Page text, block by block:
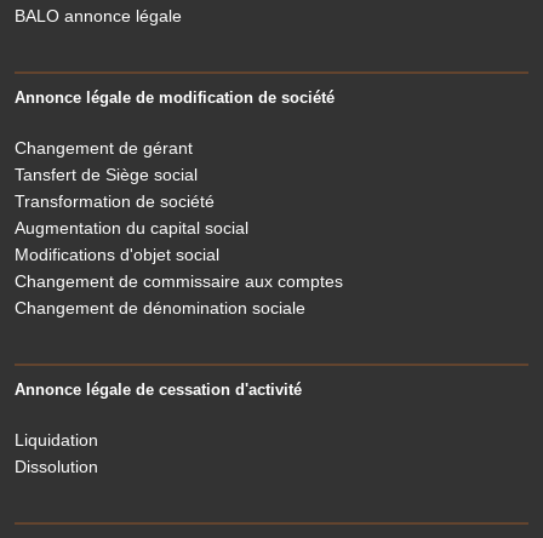
BALO annonce légale
Annonce légale de modification de société
Changement de gérant
Tansfert de Siège social
Transformation de société
Augmentation du capital social
Modifications d'objet social
Changement de commissaire aux comptes
Changement de dénomination sociale
Annonce légale de cessation d'activité
Liquidation
Dissolution